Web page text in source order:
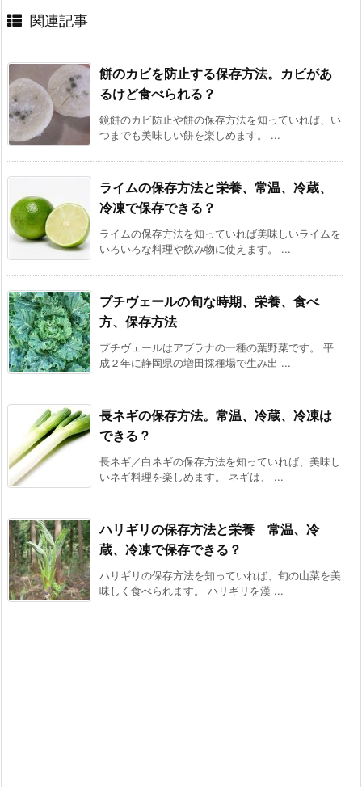
関連記事
餅のカビを防止する保存方法。カビがあ
るけど食べられる？
鏡餅のカビ防止や餅の保存方法を知っていれば、い
つまでも美味しい餅を楽しめます。 ...
ライムの保存方法と栄養、常温、冷蔵、
冷凍で保存できる？
ライムの保存方法を知っていれば美味しいライムを
いろいろな料理や飲み物に使えます。 ...
プチヴェールの旬な時期、栄養、食べ
方、保存方法
プチヴェールはアブラナの一種の葉野菜です。 平
成２年に静岡県の増田採種場で生み出 ...
長ネギの保存方法。常温、冷蔵、冷凍は
できる？
長ネギ／白ネギの保存方法を知っていれば、美味し
いネギ料理を楽しめます。 ネギは、 ...
ハリギリの保存方法と栄養 常温、冷
蔵、冷凍で保存できる？
ハリギリの保存方法を知っていれば、旬の山菜を美
味しく食べられます。 ハリギリを漢 ...